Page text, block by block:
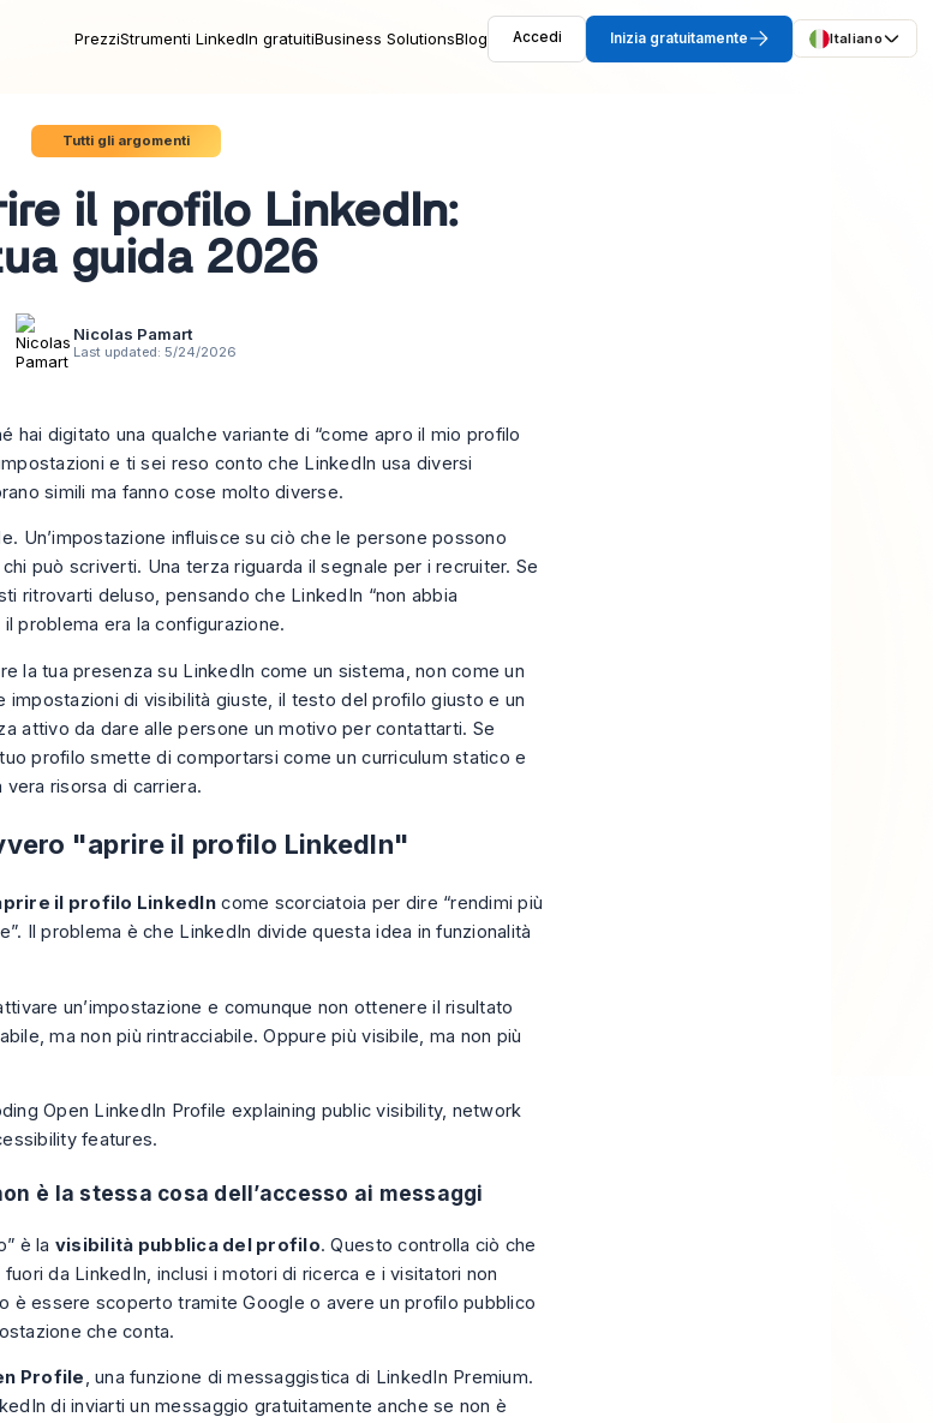
PrezziStrumenti LinkedIn gratuitiBusiness SolutionsBlog Accedi Inizia gratuitamente Italiano
Tutti gli argomenti
il profilo LinkedIn:
guida 2026
Nicolas Pamart
Last updated: 5/24/2026
hai digitato una qualche variante di “come apro il mio profilo
e ti sei reso conto che LinkedIn usa diversi
simili ma fanno cose molto diverse.
Un’impostazione influisce su ciò che le persone possono
può scriverti. Una terza riguarda il segnale per i recruiter. Se
ritrovarti deluso, pensando che LinkedIn “non abbia
problema era la configurazione.
la tua presenza su LinkedIn come un sistema, non come un
impostazioni di visibilità giuste, il testo del profilo giusto e un
attivo da dare alle persone un motivo per contattarti. Se
profilo smette di comportarsi come un curriculum statico e
vera risorsa di carriera.
"aprire il profilo LinkedIn"
il profilo LinkedIn come scorciatoia per dire “rendimi più
Il problema è che LinkedIn divide questa idea in funzionalità
un’impostazione e comunque non ottenere il risultato
ma non più rintracciabile. Oppure più visibile, ma non più
è la stessa cosa dell’accesso ai messaggi
è la visibilità pubblica del profilo. Questo controlla ciò che
da LinkedIn, inclusi i motori di ricerca e i visitatori non
è essere scoperto tramite Google o avere un profilo pubblico
che conta.
Profile, una funzione di messaggistica di LinkedIn Premium.
di inviarti un messaggio gratuitamente anche se non è